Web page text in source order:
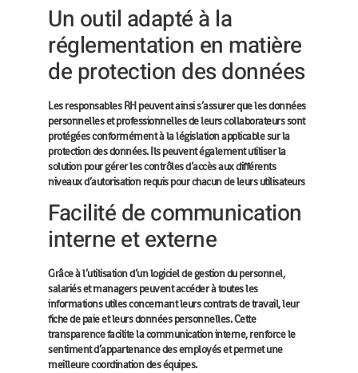
Un outil adapté à la
réglementation en matière
de protection des données
Les responsables RH peuvent ainsi s’assurer que les données
personnelles et professionnelles de leurs collaborateurs sont
protégées conformément à la législation applicable sur la
protection des données. Ils peuvent également utiliser la
solution pour gérer les contrôles d’accès aux différents
niveaux d’autorisation requis pour chacun de leurs utilisateurs
Facilité de communication
interne et externe
Grâce à l’utilisation d’un logiciel de gestion du personnel,
salariés et managers peuvent accéder à toutes les
informations utiles concernant leurs contrats de travail, leur
fiche de paie et leurs données personnelles. Cette
transparence facilite la communication interne, renforce le
sentiment d’appartenance des employés et permet une
meilleure coordination des équipes.